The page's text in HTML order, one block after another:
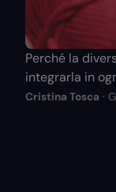
Perché la
integrarla in
Cristina Tosca ·